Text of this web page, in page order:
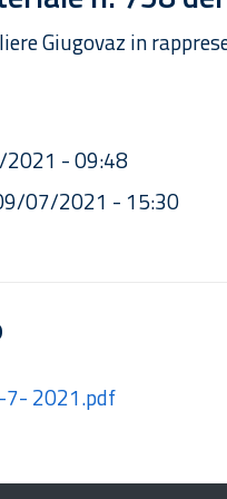
Giugovaz in
- 09:48
07/2021 - 15:30
7- 2021.pdf